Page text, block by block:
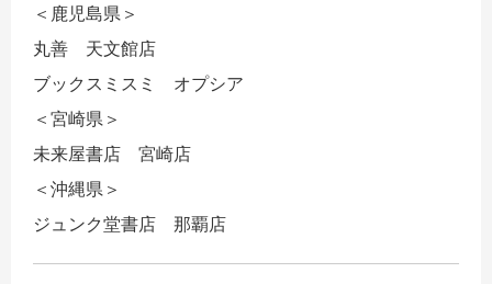
＜鹿児島県＞
丸善 天文館店
ブックスミスミ オプシア
＜宮崎県＞
未来屋書店 宮崎店
＜沖縄県＞
ジュンク堂書店 那覇店